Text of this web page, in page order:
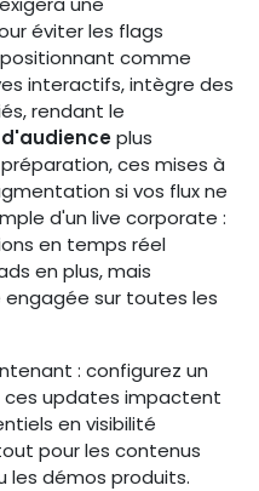
éviter les flags
comme
interactifs, intègre des
rendant le
plus
ces mises à
si vos flux ne
d'un live corporate :
en temps réel
en plus, mais
sur toutes les
: configurez un
ces updates impactent
en visibilité
pour les contenus
les démos produits.